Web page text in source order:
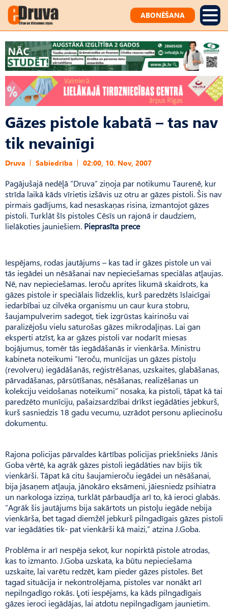
ABONĒŠANA
Gāzes pistole kabatā – tas nav
tik nevainīgi
Druva Sabiedrība 02:00, 10. Nov, 2007
Pagājušajā nedēļā ”Druva” ziņoja par notikumu Taurenē, kur
strīda laikā kāds vīrietis izšāvis uz otru ar gāzes pistoli. Šis nav
pirmais gadījums, kad nesaskaņas risina, izmantojot gāzes
pistoli. Turklāt šīs pistoles Cēsīs un rajonā ir daudziem,
lielākoties jauniešiem. Pieprasīta prece
Iespējams, rodas jautājums – kas tad ir gāzes pistole un vai
tās iegādei un nēsāšanai nav nepieciešamas speciālas atļaujas.
Nē, nav nepieciešamas. Ieroču aprites likumā skaidrots, ka
gāzes pistole ir speciālais līdzeklis, kurš paredzēts īslaicīgai
iedarbībai uz cilvēka organismu un caur kura stobru,
šaujampulverim sadegot, tiek izgrūstas kairinošu vai
paralizējošu vielu saturošas gāzes mikrodaļiņas. Lai gan
eksperti atzīst, ka ar gāzes pistoli var nodarīt miesas
bojājumus, tomēr tās iegādāšanās ir vienkārša. Ministru
kabineta noteikumi ”Ieroču, munīcijas un gāzes pistoļu
(revolveru) iegādāšanās, reģistrēšanas, uzskaites, glabāšanas,
pārvadāšanas, pārsūtīšanas, nēsāšanas, realizēšanas un
kolekciju veidošanas noteikumi” nosaka, ka pistoli, tāpat kā tai
paredzēto munīciju, pašaizsardzībai drīkst iegādāties jebkurš,
kurš sasniedzis 18 gadu vecumu, uzrādot personu apliecinošu
dokumentu.
Rajona policijas pārvaldes kārtības policijas priekšnieks Jānis
Goba vērtē, ka agrāk gāzes pistoli iegādāties nav bijis tik
vienkārši. Tāpat kā citu šaujamieroču iegādei un nēsāšanai,
bija jāsaņem atļauja, jānokāro eksāmeni, jāiesniedz psihiatra
un narkologa izziņa, turklāt pārbaudīja arī to, kā ieroci glabās.
”Agrāk šis jautājums bija sakārtots un pistoļu iegāde nebija
vienkārša, bet tagad diemžēl jebkurš pilngadīgais gāzes pistoli
var iegādāties tik- pat vienkārši kā maizi,” atzina J.Goba.
Problēma ir arī nespēja sekot, kur nopirktā pistole atrodas,
kas to izmanto. J.Goba uzskata, ka būtu nepieciešama
uzskaite, lai varētu redzēt, kam pieder gāzes pistoles. Bet
tagad situācija ir nekontrolējama, pistoles var nonākt arī
nepilngadīgo rokās. Ļoti iespējams, ka kāds pilngadīgais
gāzes ieroci iegādājas, lai atdotu nepilngadīgam jaunietim.